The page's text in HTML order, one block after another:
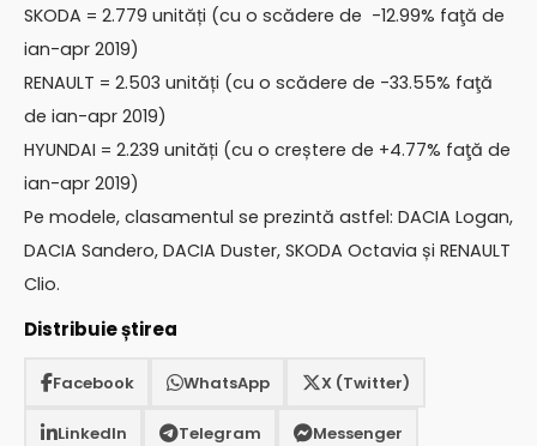
SKODA = 2.779 unități (cu o scădere de -12.99% faţă de
ian-apr 2019)
RENAULT = 2.503 unități (cu o scădere de -33.55% faţă
de ian-apr 2019)
HYUNDAI = 2.239 unități (cu o creștere de +4.77% faţă de
ian-apr 2019)
Pe modele, clasamentul se prezintă astfel: DACIA Logan,
DACIA Sandero, DACIA Duster, SKODA Octavia și RENAULT
Clio.
Distribuie știrea
Facebook WhatsApp X (Twitter)
LinkedIn Telegram Messenger